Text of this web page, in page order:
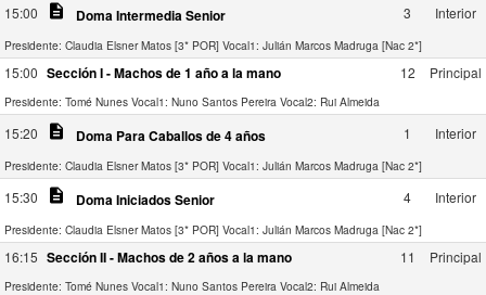
15:00 description Doma Intermedia Senior 3 Interior
Presidente: Claudia Elsner Matos [3* POR] Vocal1: Julián Marcos Madruga [Nac 2*]
15:00 Sección I - Machos de 1 año a la mano 12 Principal
Presidente: Tomé Nunes Vocal1: Nuno Santos Pereira Vocal2: Rui Almeida
15:20 description Doma Para Caballos de 4 años 1 Interior
Presidente: Claudia Elsner Matos [3* POR] Vocal1: Julián Marcos Madruga [Nac 2*]
15:30 description Doma Iniciados Senior 4 Interior
Presidente: Claudia Elsner Matos [3* POR] Vocal1: Julián Marcos Madruga [Nac 2*]
16:15 Sección II - Machos de 2 años a la mano 11 Principal
Presidente: Tomé Nunes Vocal1: Nuno Santos Pereira Vocal2: Rui Almeida